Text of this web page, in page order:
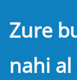
Zure
nahi